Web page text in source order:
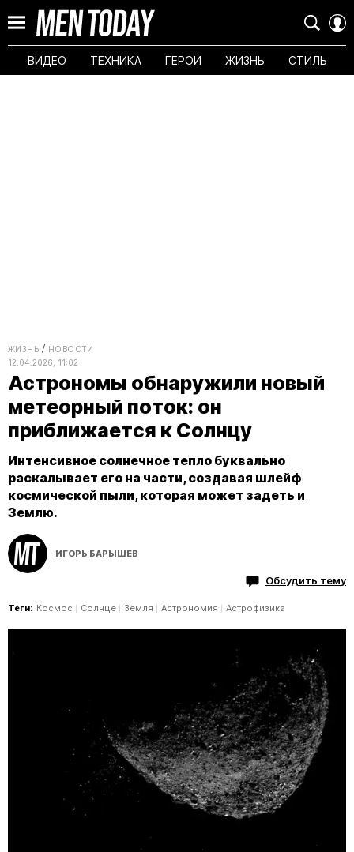
ВИДЕО ТЕХНИКА ГЕРОИ ЖИЗНЬ СТИЛЬ
ЖИЗНЬ
НОВОСТИ
12.04.2026, 11:02
Астрономы обнаружили новый
метеорный поток: он
приближается к Солнцу
Интенсивное солнечное тепло буквально
раскалывает его на части, создавая шлейф
космической пыли, которая может задеть и
Землю.
ИГОРЬ БАРЫШЕВ
Обсудить тему
Теги: Космос Солнце Земля Астрономия Астрофизика